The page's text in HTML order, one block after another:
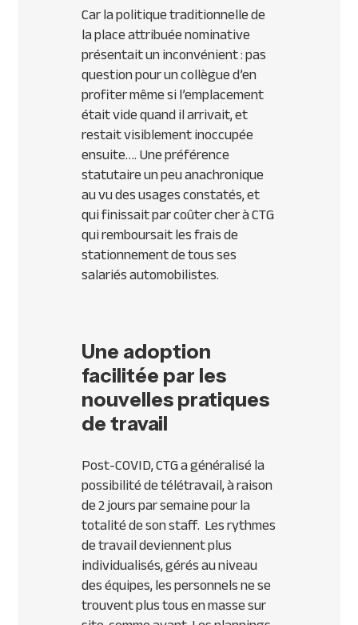
Car la politique traditionnelle de
la place attribuée nominative
présentait un inconvénient : pas
question pour un collègue d’en
profiter même si l’emplacement
était vide quand il arrivait, et
restait visiblement inoccupée
ensuite…. Une préférence
statutaire un peu anachronique
au vu des usages constatés, et
qui finissait par coûter cher à CTG
qui remboursait les frais de
stationnement de tous ses
salariés automobilistes.
Une adoption
facilitée par les
nouvelles pratiques
de travail
Post-COVID, CTG a généralisé la
possibilité de télétravail, à raison
de 2 jours par semaine pour la
totalité de son staff. Les rythmes
de travail deviennent plus
individualisés, gérés au niveau
des équipes, les personnels ne se
trouvent plus tous en masse sur